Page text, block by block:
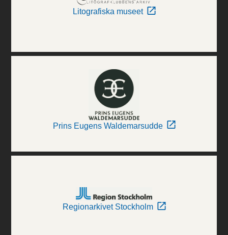
Litografiska museet
Prins Eugens Waldemarsudde
Regionarkivet Stockholm